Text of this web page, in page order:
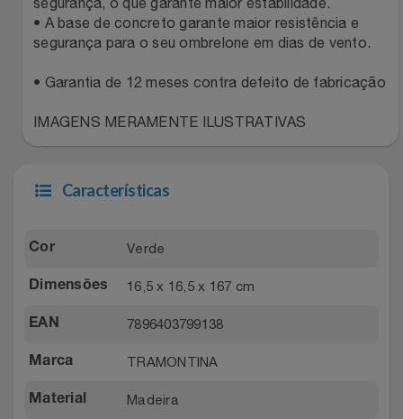
Relógios
Stanley Pmi
Top Store
Weconnect
• A base de concreto garante maior resistência e
segurança para o seu ombrelone em dias de vento.
• Garantia de 12 meses contra defeito de fabricação
IMAGENS MERAMENTE ILUSTRATIVAS
Características
Cor Verde
Dimensões 16,5 x 16,5 x 167 cm
EAN 7896403799138
Marca TRAMONTINA
Material Madeira